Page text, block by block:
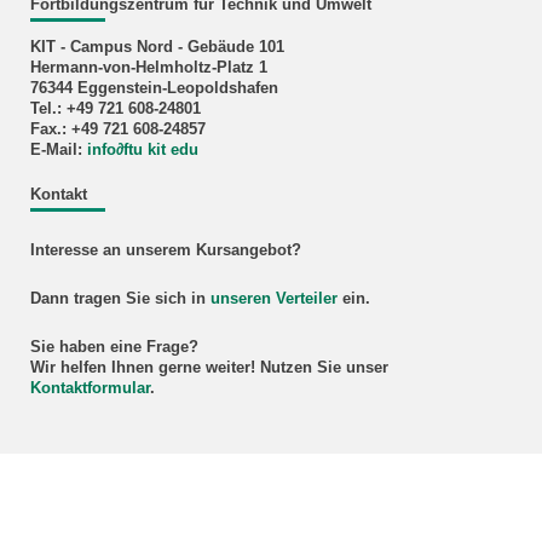
Fortbildungszentrum für Technik und Umwelt
KIT - Campus Nord - Gebäude 101
Hermann-von-Helmholtz-Platz 1
76344 Eggenstein-Leopoldshafen
Tel.: +49 721 608-24801
Fax.: +49 721 608-24857
E-Mail: info∂ftu kit edu
Kontakt
Interesse an unserem Kursangebot?
Dann tragen Sie sich in unseren Verteiler ein.
Sie haben eine Frage?
Wir helfen Ihnen gerne weiter! Nutzen Sie unser
Kontaktformular.